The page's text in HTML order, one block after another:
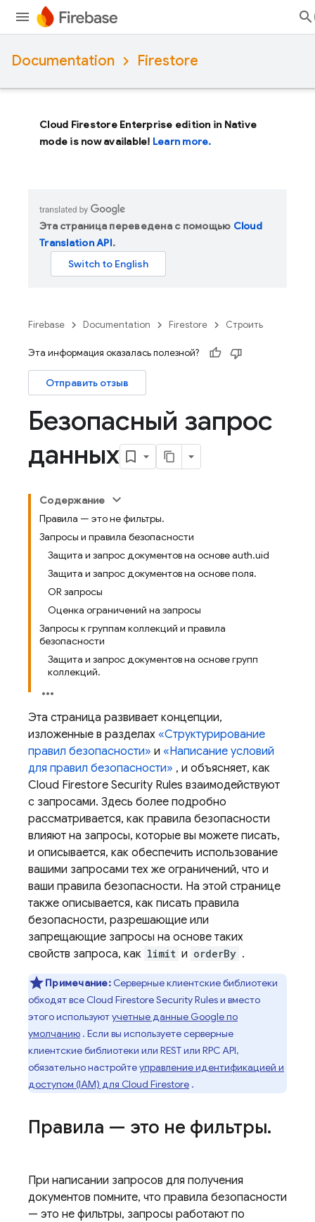
Documentation Firestore
Cloud Firestore Enterprise edition in Native
mode is now available! Learn more.
Эта страница переведена с помощью Cloud
Translation API.
Firebase Documentation Firestore Строить
Эта информация оказалась полезной?
Отправить отзыв
Безопасный запрос
данных
Содержание
Правила — это не фильтры.
Запросы и правила безопасности
Защита и запрос документов на основе auth.uid
Защита и запрос документов на основе поля.
OR запросы
Оценка ограничений на запросы
Запросы к группам коллекций и правила
безопасности
Защита и запрос документов на основе групп
коллекций.
Эта страница развивает концепции,
изложенные в разделах «Структурирование
правил безопасности» и «Написание условий
для правил безопасности» , и объясняет, как
Cloud Firestore Security Rules взаимодействуют
с запросами. Здесь более подробно
рассматривается, как правила безопасности
влияют на запросы, которые вы можете писать,
и описывается, как обеспечить использование
вашими запросами тех же ограничений, что и
ваши правила безопасности. На этой странице
также описывается, как писать правила
безопасности, разрешающие или
запрещающие запросы на основе таких
свойств запроса, как limit и orderBy .
Примечание:Серверные клиентские библиотеки
обходят все Cloud FirestoreSecurity Rulesи вместо
этого используютучетные данные Google по
умолчанию . Если вы используете серверные
клиентские библиотеки или REST или RPC API,
обязательно настройтеуправление идентификацией и
доступом (IAM) для Cloud Firestore .
Правила — это не фильтры.
При написании запросов для получения
документов помните, что правила безопасности
— это не фильтры, запросы работают по